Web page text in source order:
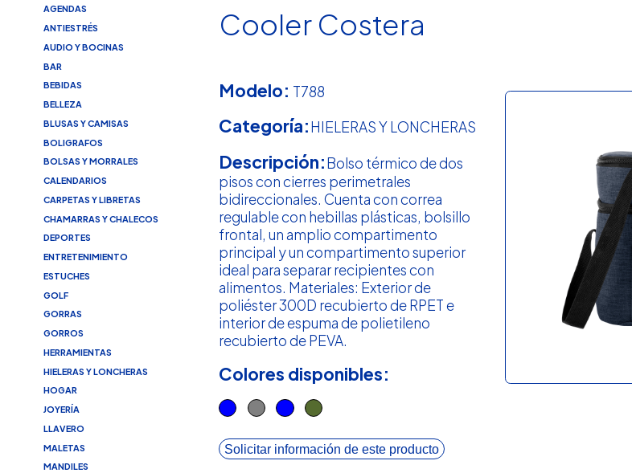
AGENDAS
ANTIESTRÉS
AUDIO Y BOCINAS
BAR
BEBIDAS
BELLEZA
BLUSAS Y CAMISAS
BOLIGRAFOS
BOLSAS Y MORRALES
CALENDARIOS
CARPETAS Y LIBRETAS
CHAMARRAS Y CHALECOS
DEPORTES
ENTRETENIMIENTO
ESTUCHES
GOLF
GORRAS
GORROS
HERRAMIENTAS
HIELERAS Y LONCHERAS
HOGAR
JOYERÍA
LLAVERO
MALETAS
MANDILES
Cooler Costera
Modelo: T788
Categoría:HIELERAS Y LONCHERAS
Descripción:Bolso térmico de dos
pisos con cierres perimetrales
bidireccionales. Cuenta con correa
regulable con hebillas plásticas, bolsillo
frontal, un amplio compartimento
principal y un compartimento superior
ideal para separar recipientes con
alimentos. Materiales: Exterior de
poliéster 300D recubierto de RPET e
interior de espuma de polietileno
recubierto de PEVA.
Colores disponibles:
Solicitar información de este producto